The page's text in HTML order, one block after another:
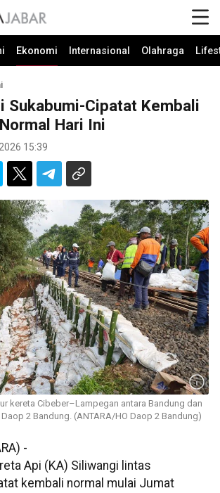
Ekonomi Internasional Olahraga
Sukabumi-Cipatat Kembali
Hari Ini
15:39
kereta Cibeber–Lampegan antara Bandung dan
2 Bandung. (ANTARA/HO Daop 2 Bandung)
-
Api (KA) Siliwangi lintas
kembali normal mulai Jumat